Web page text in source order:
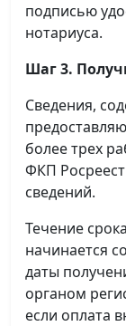
подписью
нотариуса.
Шаг 3.
Сведения,
более трех
ФКП
сведений.
Течение
начинается
даты
органом
если оплата